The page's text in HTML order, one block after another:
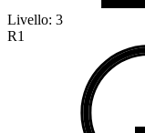
Livello: 3
R1